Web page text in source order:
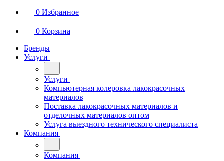
0 Избранное
0 Корзина
Бренды
Услуги
Услуги
Компьютерная колеровка лакокрасочных
материалов
Поставка лакокрасочных материалов и
отделочных материалов оптом
Услуга выездного технического специалиста
Компания
Компания